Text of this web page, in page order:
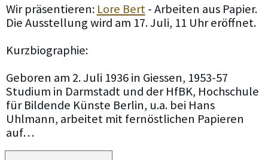
Wir präsentieren: Lore Bert- Arbeiten aus Papier.
Die Ausstellung wird am 17. Juli, 11 Uhr eröffnet.
Kurzbiographie:
Geboren am 2. Juli 1936 in Giessen, 1953-57
Studium in Darmstadt und der HfBK, Hochschule
für Bildende Künste Berlin, u.a. bei Hans
Uhlmann, arbeitet mit fernöstlichen Papieren
auf…